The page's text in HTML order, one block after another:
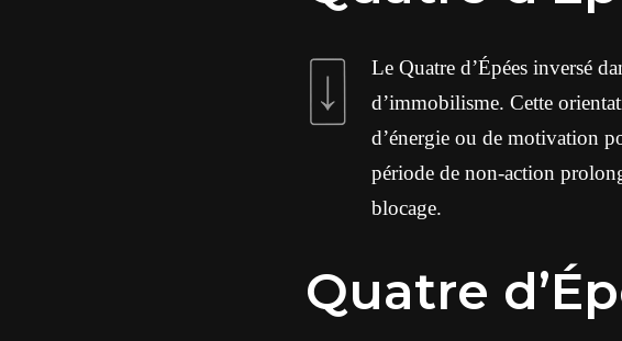
Le Quatre d’Épées inversé
d’immobilisme. Cette
d’énergie ou de motivation
période de non-action
blocage.
Quatre